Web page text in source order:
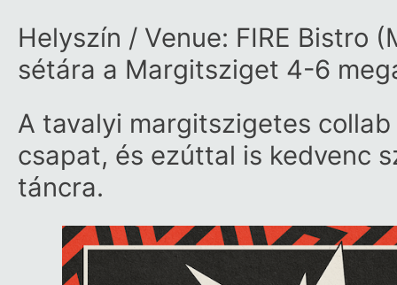
Helyszín / Venue: FIRE Bistro
sétára a Margitsziget 4-6
A tavalyi margitszigetes
csapat, és ezúttal is kedvenc
táncra.